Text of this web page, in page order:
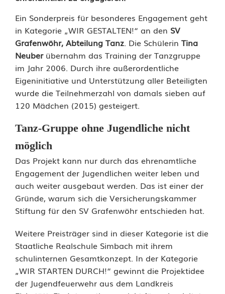
e
n
w
ö
h
r
m
i
t
E
h
e
n
a
Ein Sonderpreis für besonderes Engagement geht
in Kategorie „WIR GESTALTEN!“ an den SV
Grafenwöhr, Abteilung Tanz. Die Schülerin Tina
Neuberübernahm das Training der Tanzgruppe
im Jahr 2006. Durch ihre außerordentliche
Eigeninitiative und Unterstützung aller Beteiligten
wurde die Teilnehmerzahl von damals sieben auf
120 Mädchen (2015) gesteigert.
Tanz-Gruppe ohne Jugendliche nicht
möglich
Das Projekt kann nur durch das ehrenamtliche
Engagement der Jugendlichen weiter leben und
auch weiter ausgebaut werden. Das ist einer der
Gründe, warum sich die Versicherungskammer
Stiftung für den SV Grafenwöhr entschieden hat.
Weitere Preisträger sind in dieser Kategorie ist die
Staatliche Realschule Simbach mit ihrem
schulinternen Gesamtkonzept. In der Kategorie
„WIR STARTEN DURCH!“ gewinnt die Projektidee
der Jugendfeuerwehr aus dem Landkreis